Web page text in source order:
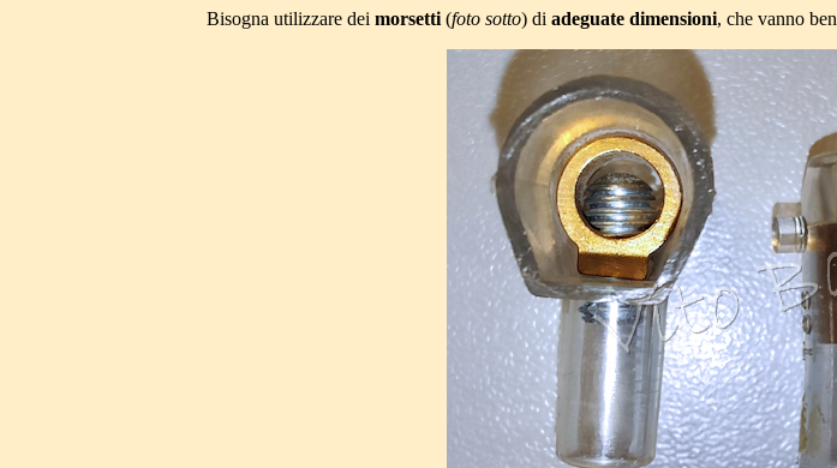
Bisogna utilizzare dei morsetti (foto sotto) di adeguate dimensioni, che vanno ben